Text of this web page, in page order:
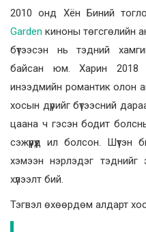
2010 онд Хён Биний
Garden киноны төгсгөлийн
бүтээсэн нь тэдний
байсан юм. Харин
инээдмийн романтик олон
хосын дүрийг бүтээсний
цаана ч гэсэн бодит
сэжүүрүүд ил болсон.
хэмээн нэрлэдэг
хүлээлт бий.
Тэгвэл өхөөрдөм алдарт